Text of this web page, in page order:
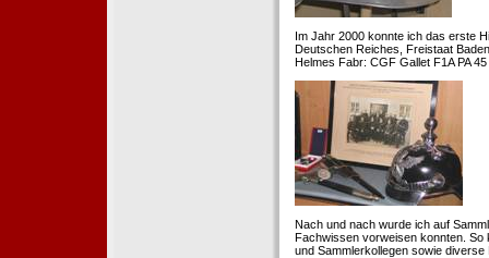
Im Jahr 2000 konnte ich das erste
Deutschen Reiches, Freistaat
Helmes Fabr: CGF Gallet F1A PA
Nach und nach wurde ich auf
Fachwissen vorweisen konnten. So
und Sammlerkollegen sowie